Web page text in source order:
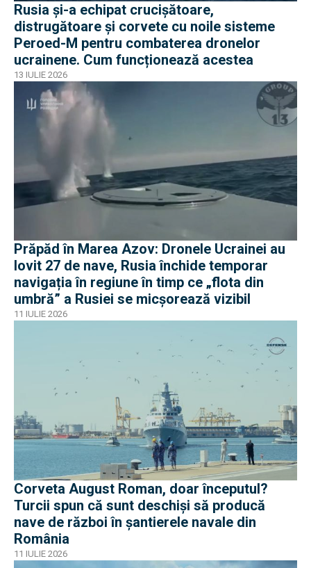
Rusia și-a echipat crucișătoare,
distrugătoare și corvete cu noile sisteme
Peroed-M pentru combaterea dronelor
ucrainene. Cum funcționează acestea
13 IULIE 2026
Prăpăd în Marea Azov: Dronele Ucrainei au
lovit 27 de nave, Rusia închide temporar
navigația în regiune în timp ce „flota din
umbră” a Rusiei se micșorează vizibil
11 IULIE 2026
Corveta August Roman, doar începutul?
Turcii spun că sunt deschiși să producă
nave de război în șantierele navale din
România
11 IULIE 2026